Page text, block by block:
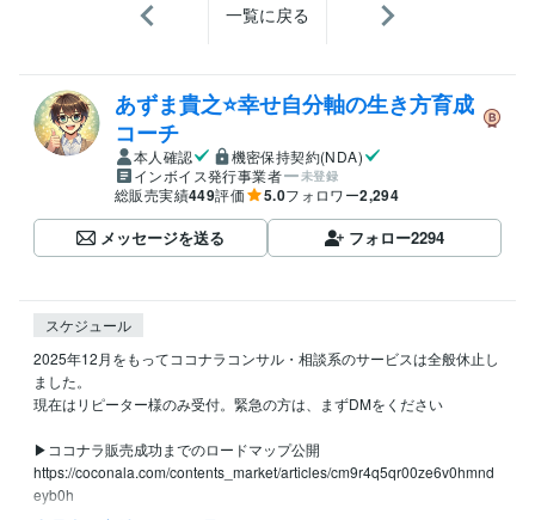
一覧に戻る
あずま貴之⭐幸せ自分軸の生き方育成
コーチ
本人確認
機密保持契約(NDA)
インボイス発行事業者
未登録
総販売実績449評価 5.0フォロワー2,294
メッセージを送る フォロー2294
スケジュール
2025年12月をもってココナラコンサル・相談系のサービスは全般休止し
ました。
現在はリピーター様のみ受付。緊急の方は、まずDMをください
▶ココナラ販売成功までのロードマップ公開
https://coconala.com/contents_market/articles/cm9r4q5qr00ze6v0hmnd
eyb0h